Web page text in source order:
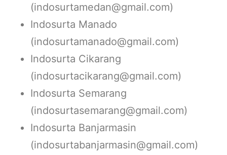
(indosurtamedan@gmail.com)
Indosurta Manado
(indosurtamanado@gmail.com)
Indosurta Cikarang
(indosurtacikarang@gmail.com)
Indosurta Semarang
(indosurtasemarang@gmail.com)
Indosurta Banjarmasin
(indosurtabanjarmasin@gmail.com)